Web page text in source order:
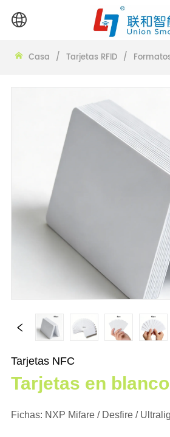
Casa / Tarjetas RFID /
Tarjetas NFC
Tarjetas en